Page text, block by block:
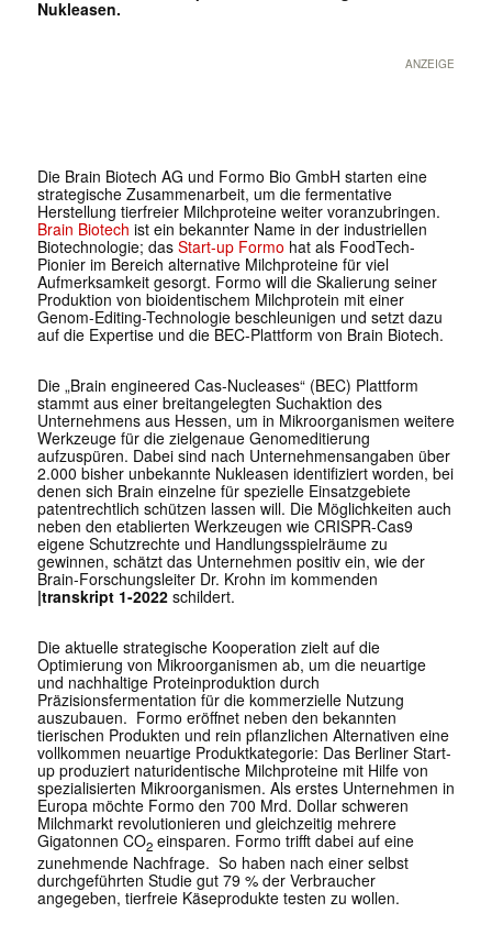
Nukleasen.
ANZEIGE
Die Brain Biotech AG und Formo Bio GmbH starten eine
strategische Zusammenarbeit, um die fermentative
Herstellung tierfreier Milchproteine weiter voranzubringen.
Brain Biotech ist ein bekannter Name in der industriellen
Biotechnologie; das Start-up Formo hat als FoodTech-
Pionier im Bereich alternative Milchproteine für viel
Aufmerksamkeit gesorgt. Formo will die Skalierung seiner
Produktion von bioidentischem Milchprotein mit einer
Genom-Editing-Technologie beschleunigen und setzt dazu
auf die Expertise und die BEC-Plattform von Brain Biotech.
Die „Brain engineered Cas-Nucleases“ (BEC) Plattform
stammt aus einer breitangelegten Suchaktion des
Unternehmens aus Hessen, um in Mikroorganismen weitere
Werkzeuge für die zielgenaue Genomeditierung
aufzuspüren. Dabei sind nach Unternehmensangaben über
2.000 bisher unbekannte Nukleasen identifiziert worden, bei
denen sich Brain einzelne für spezielle Einsatzgebiete
patentrechtlich schützen lassen will. Die Möglichkeiten auch
neben den etablierten Werkzeugen wie CRISPR-Cas9
eigene Schutzrechte und Handlungsspielräume zu
gewinnen, schätzt das Unternehmen positiv ein, wie der
Brain-Forschungsleiter Dr. Krohn im kommenden
|transkript 1-2022 schildert.
Die aktuelle strategische Kooperation zielt auf die
Optimierung von Mikroorganismen ab, um die neuartige
und nachhaltige Proteinproduktion durch
Präzisionsfermentation für die kommerzielle Nutzung
auszubauen. Formo eröffnet neben den bekannten
tierischen Produkten und rein pflanzlichen Alternativen eine
vollkommen neuartige Produktkategorie: Das Berliner Start-
up produziert naturidentische Milchproteine mit Hilfe von
spezialisierten Mikroorganismen. Als erstes Unternehmen in
Europa möchte Formo den 700 Mrd. Dollar schweren
Milchmarkt revolutionieren und gleichzeitig mehrere
Gigatonnen CO2einsparen. Formo trifft dabei auf eine
zunehmende Nachfrage. So haben nach einer selbst
durchgeführten Studie gut 79 % der Verbraucher
angegeben, tierfreie Käseprodukte testen zu wollen.